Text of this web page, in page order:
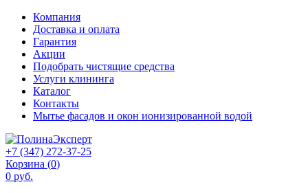
Компания
Доставка и оплата
Гарантия
Акции
Подобрать чистящие средства
Услуги клининга
Каталог
Контакты
Мытье фасадов и окон ионизированной водой
+7 (347) 272-37-25
Корзина (0)
0 руб.